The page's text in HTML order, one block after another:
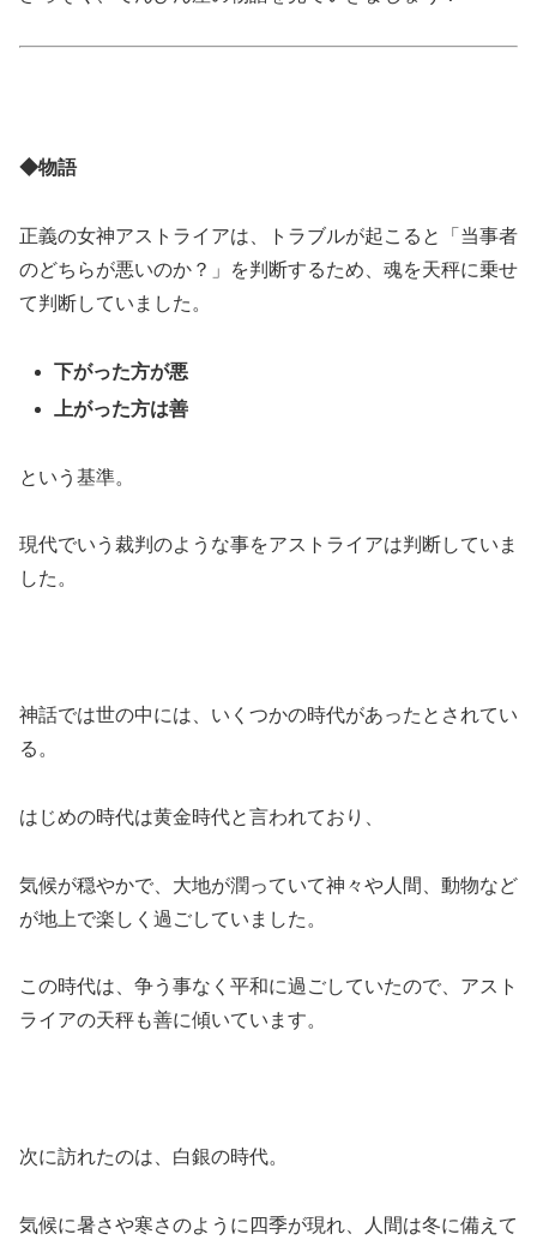
◆物語
正義の女神アストライアは、トラブルが起こると「当事者
のどちらが悪いのか？」を判断するため、魂を天秤に乗せ
て判断していました。
下がった方が悪
上がった方は善
という基準。
現代でいう裁判のような事をアストライアは判断していま
した。
神話では世の中には、いくつかの時代があったとされてい
る。
はじめの時代は黄金時代と言われており、
気候が穏やかで、大地が潤っていて神々や人間、動物など
が地上で楽しく過ごしていました。
この時代は、争う事なく平和に過ごしていたので、アスト
ライアの天秤も善に傾いています。
次に訪れたのは、白銀の時代。
気候に暑さや寒さのように四季が現れ、人間は冬に備えて